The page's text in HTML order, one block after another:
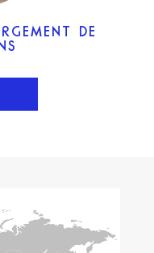
DE